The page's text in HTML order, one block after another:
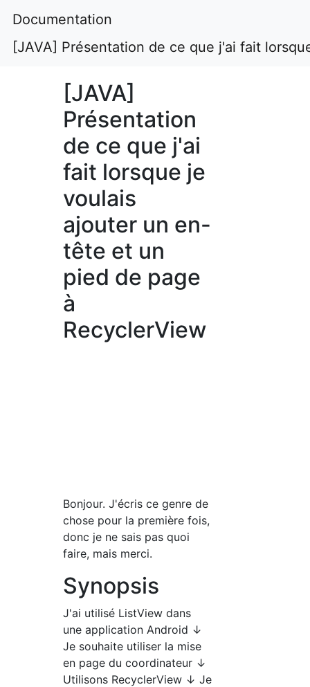
Documentation
[JAVA] Présentation de ce que j'ai fait
[JAVA]
Présentation
de ce que j'ai
fait lorsque je
voulais
ajouter un en-
tête et un
pied de page
à
RecyclerView
Bonjour. J'écris ce genre de
chose pour la première fois,
donc je ne sais pas quoi
faire, mais merci.
Synopsis
J'ai utilisé ListView dans
une application Android ↓
Je souhaite utiliser la mise
en page du coordinateur ↓
Utilisons RecyclerView ↓ Je